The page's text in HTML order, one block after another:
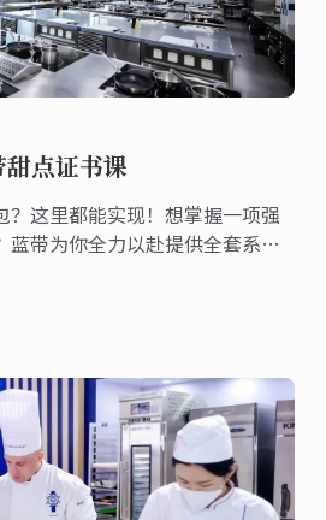
点证书课
？这里都能实现！想掌握一项强
蓝带为你全力以赴提供全套系统